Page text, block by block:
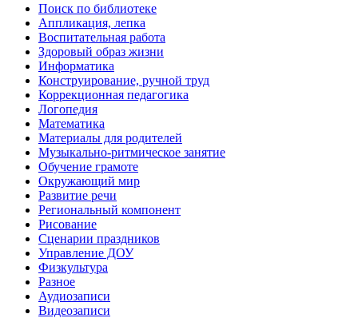
Поиск по библиотеке
Аппликация, лепка
Воспитательная работа
Здоровый образ жизни
Информатика
Конструирование, ручной труд
Коррекционная педагогика
Логопедия
Математика
Материалы для родителей
Музыкально-ритмическое занятие
Обучение грамоте
Окружающий мир
Развитие речи
Региональный компонент
Рисование
Сценарии праздников
Управление ДОУ
Физкультура
Разное
Аудиозаписи
Видеозаписи